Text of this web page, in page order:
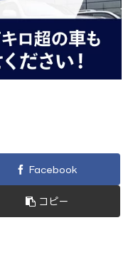
Facebook
コピー